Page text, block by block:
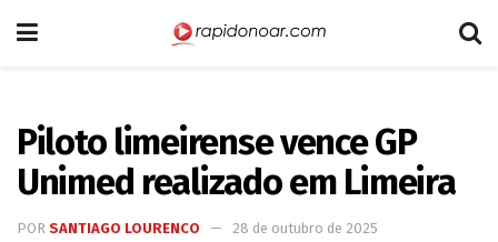
Piloto limeirense vence GP
Unimed realizado em Limeira
POR SANTIAGO LOURENCO
28 de outubro de 2025